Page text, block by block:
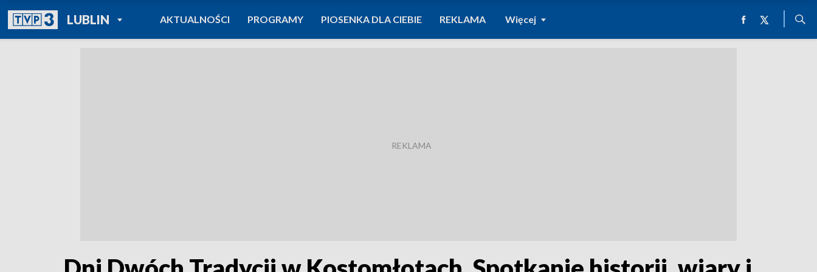
LUBLINPOWRÓT DO
TVP REGIONY
AKTUALNOŚCI PROGRAMY PIOSENKA DLA CIEBIE REKLAMA Więcej